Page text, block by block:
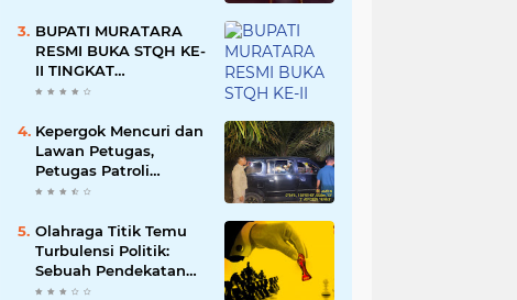
BUPATI MURATARA
RESMI BUKA STQH KE-
II TINGKAT
KABUPATEN
Kepergok Mencuri dan
Lawan Petugas,
Petugas Patroli
Terpaksa Lumpuhkan
Olahraga Titik Temu
Turbulensi Politik:
Sebuah Pendekatan
Batalnya Tuan Rumah